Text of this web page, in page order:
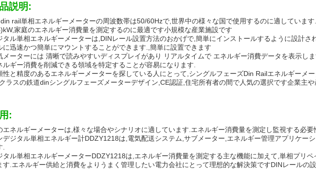
説明:
rail単相エネルギーメーターの周波数帯は50/60Hzで,世界中の様々な国で使用するのに適していま
家庭のエネルギー消費量を測定するのに最適です小規模な産業施設です
タル単相エネルギーメーターは,DINレール設置方法のおかげで,簡単にインストールするように設計さ
に迅速かつ簡単にマウントすることができます.,簡単に設置できます
メーターには 清晰で読みやすいディスプレイがあり リアルタイムで エネルギー消費データを表示し
ルギー消費を削減できる領域を特定することが容易になります.
性と精度のあるエネルギーメーターを探している人にとって,シングルフェーズDin Railエネルギーメ
ラスの鉄道dinシングルフェーズメーターデザイン,CE認証,住宅所有者の間で人気の選択です企業主や
:
エネルギーメーターは,様々な場合やシナリオに適しています.エネルギー消費量を測定し監視する必
デジタル単相エネルギー計DDZY1218は,電気配送システム,サブメーター,エネルギー管理アプリケー
タル単相エネルギーメーターDDZY1218は,エネルギー消費量を測定する主な機能に加えて,単相プリ
す.エネルギー供給と消費をよりうまく管理したい電力会社にとって理想的な解決策ですDINレールの